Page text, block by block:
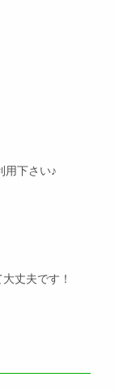
用下さい♪
丈夫です！